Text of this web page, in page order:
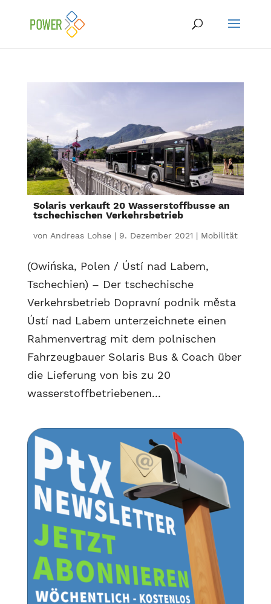
Solaris verkauft 20 Wasserstoffbusse an
tschechischen Verkehrsbetrieb
von Andreas Lohse| 9. Dezember 2021 | Mobilität
(Owińska, Polen / Ústí nad Labem,
Tschechien) – Der tschechische
Verkehrsbetrieb Dopravní podnik města
Ústí nad Labem unterzeichnete einen
Rahmenvertrag mit dem polnischen
Fahrzeugbauer Solaris Bus & Coach über
die Lieferung von bis zu 20
wasserstoffbetriebenen...